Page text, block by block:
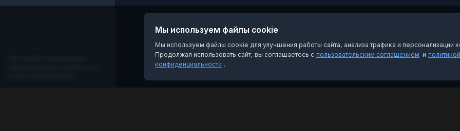
Мы используем файлы cookie
Мы используем файлы cookie для улучшения работы сайта, анализа трафика и персонализации
Продолжая использовать сайт, вы соглашаетесь с пользовательским соглашением и политикой
конфиденциальности .